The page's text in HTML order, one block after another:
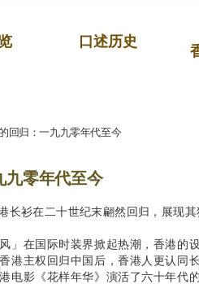
口述历史
回归：一九九零年代至今
九零年代至今
长衫在二十世纪末翩然回归，展现其
」在国际时装界掀起热潮，香港的
港主权回归中国后，香港人更认同
电影《花样年华》演活了六十年代